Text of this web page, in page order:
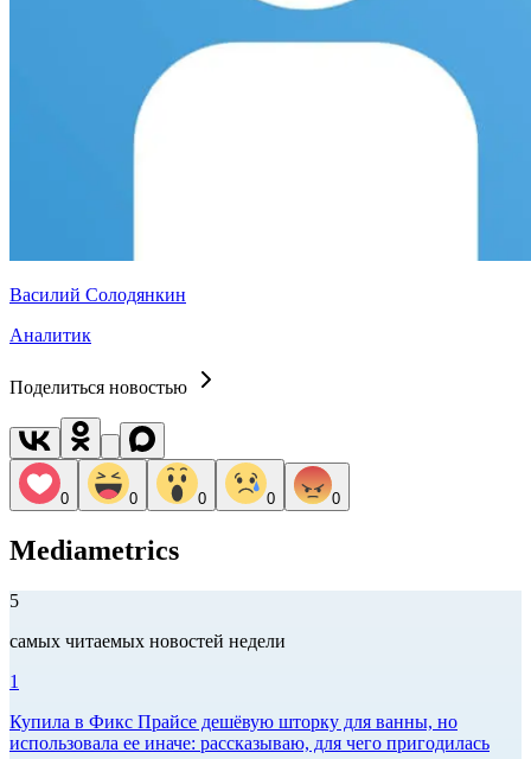
Василий Солодянкин
Аналитик
Поделиться новостью
0 0 0 0 0
Mediametrics
5
самых читаемых новостей недели
1
Купила в Фикс Прайсе дешёвую шторку для ванны, но
использовала ее иначе: рассказываю, для чего пригодилась